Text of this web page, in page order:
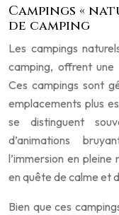
Campings «
de camping
Les campings
camping, offrent
Ces campings sont
emplacements plus
se distinguent
d’animations
l’immersion en pleine
en quête de calme et
Bien que ces